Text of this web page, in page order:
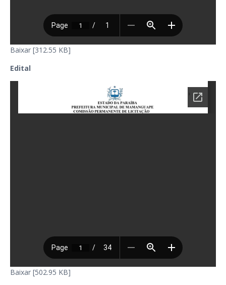
Baixar [312.55 KB]
Edital
Baixar [502.95 KB]